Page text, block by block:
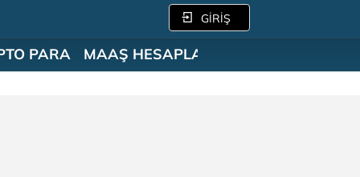
GİRİŞ
PARA MAAŞ HESAPLAMA